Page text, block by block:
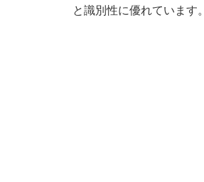
と識別性に優れています。